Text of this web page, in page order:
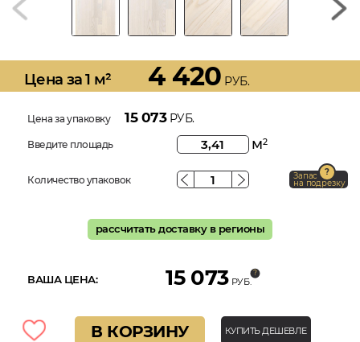
Цена за 1 м² 4 420 РУБ.
Цена за упаковку 15 073РУБ.
Введите площадь м2
Количество упаковок Запас
на подрезку
рассчитать доставку в регионы
ВАША ЦЕНА: 15 073 РУБ.
В КОРЗИНУ КУПИТЬ ДЕШЕВЛЕ